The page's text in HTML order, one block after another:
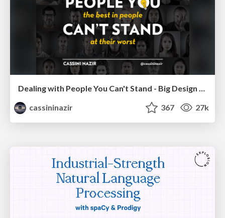
Dealing with People You Can't Stand - Big Design 2015
cassininazir
367 27k